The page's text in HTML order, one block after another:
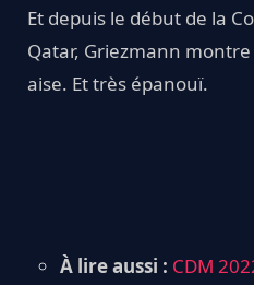
Et depuis le début de la
Qatar, Griezmann
aise. Et très épanouï.
À lire aussi : CDM